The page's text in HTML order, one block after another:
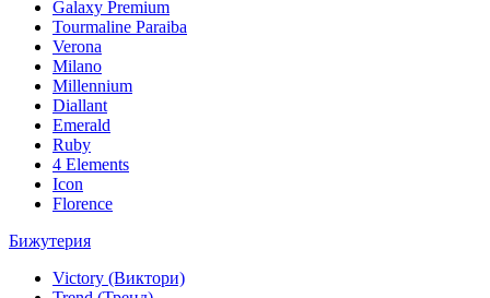
Galaxy Premium
Tourmaline Paraiba
Verona
Milano
Millennium
Diallant
Emerald
Ruby
4 Elements
Icon
Florence
Бижутерия
Victory (Виктори)